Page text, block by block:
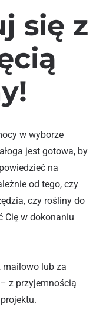
się z
w wyborze
jest gotowa, by
na
od tego, czy
czy rośliny do
Cię w dokonaniu
mailowo lub za
z przyjemnością